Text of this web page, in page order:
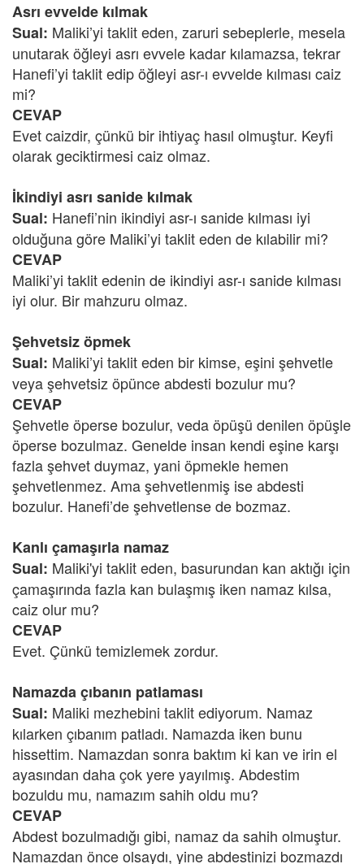
Asrı evvelde kılmak
Sual: Maliki’yi taklit eden, zaruri sebeplerle, mesela
unutarak öğleyi asrı evvele kadar kılamazsa, tekrar
Hanefi’yi taklit edip öğleyi asr-ı evvelde kılması caiz
mi?
CEVAP
Evet caizdir, çünkü bir ihtiyaç hasıl olmuştur. Keyfi
olarak geciktirmesi caiz olmaz.
İkindiyi asrı sanide kılmak
Sual: Hanefi’nin ikindiyi asr-ı sanide kılması iyi
olduğuna göre Maliki’yi taklit eden de kılabilir mi?
CEVAP
Maliki’yi taklit edenin de ikindiyi asr-ı sanide kılması
iyi olur. Bir mahzuru olmaz.
Şehvetsiz öpmek
Sual: Maliki’yi taklit eden bir kimse, eşini şehvetle
veya şehvetsiz öpünce abdesti bozulur mu?
CEVAP
Şehvetle öperse bozulur, veda öpüşü denilen öpüşle
öperse bozulmaz. Genelde insan kendi eşine karşı
fazla şehvet duymaz, yani öpmekle hemen
şehvetlenmez. Ama şehvetlenmiş ise abdesti
bozulur. Hanefi’de şehvetlense de bozmaz.
Kanlı çamaşırla namaz
Sual: Maliki'yi taklit eden, basurundan kan aktığı için
çamaşırında fazla kan bulaşmış iken namaz kılsa,
caiz olur mu?
CEVAP
Evet. Çünkü temizlemek zordur.
Namazda çıbanın patlaması
Sual: Maliki mezhebini taklit ediyorum. Namaz
kılarken çıbanım patladı. Namazda iken bunu
hissettim. Namazdan sonra baktım ki kan ve irin el
ayasından daha çok yere yayılmış. Abdestim
bozuldu mu, namazım sahih oldu mu?
CEVAP
Abdest bozulmadığı gibi, namaz da sahih olmuştur.
Namazdan önce olsaydı, yine abdestinizi bozmazdı